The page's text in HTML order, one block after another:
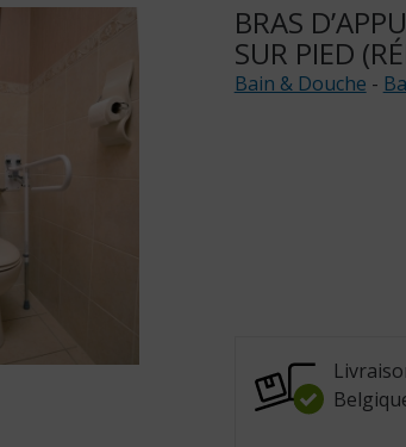
BRAS
SUR PIED
Bain & Douche -